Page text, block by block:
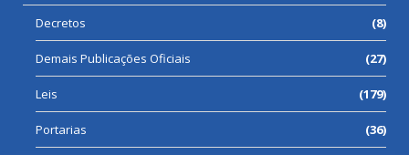
Decretos (8)
Demais Publicações Oficiais (27)
Leis (179)
Portarias (36)